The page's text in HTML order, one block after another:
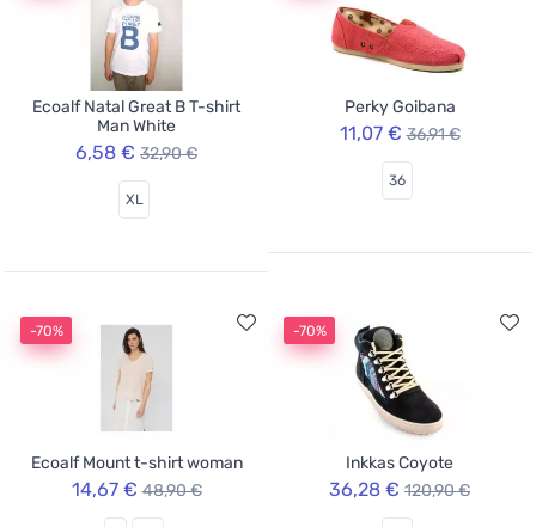
Ecoalf Natal Great B T-shirt
Man White
6,58 € 32,90 €
XL
Perky Goibana
11,07 € 36,91 €
36
-70%
Ecoalf Mount t-shirt woman
14,67 € 48,90 €
-70%
Inkkas Coyote
36,28 € 120,90 €